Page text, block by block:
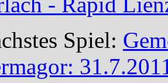
Spiel: